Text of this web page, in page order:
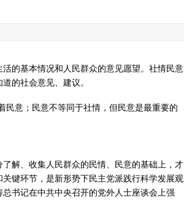
的基本情况和人民群众的意见愿望。社情民意
的社会意见、建议。
民意；民意不等同于社情，但民意是最重要的
解、收集人民群众的民情、民意的基础上，才
键环节，是新形势下民主党派践行科学发展观
书记在中共中央召开的党外人士座谈会上强